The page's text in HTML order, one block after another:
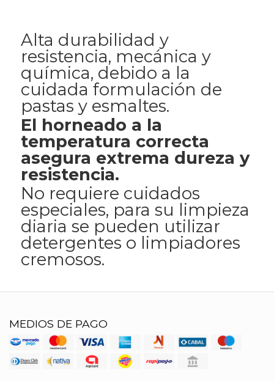
Alta durabilidad y
resistencia, mecánica y
química, debido a la
cuidada formulación de
pastas y esmaltes.
El horneado a la
temperatura correcta
asegura extrema dureza y
resistencia.
No requiere cuidados
especiales, para su limpieza
diaria se pueden utilizar
detergentes o limpiadores
cremosos.
MEDIOS DE PAGO